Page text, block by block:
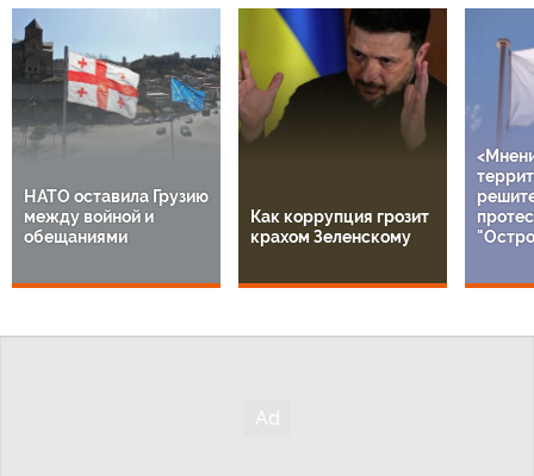
НАТО оставила Грузию
между войной и
обещаниями
Как коррупция грозит
крахом Зеленскому